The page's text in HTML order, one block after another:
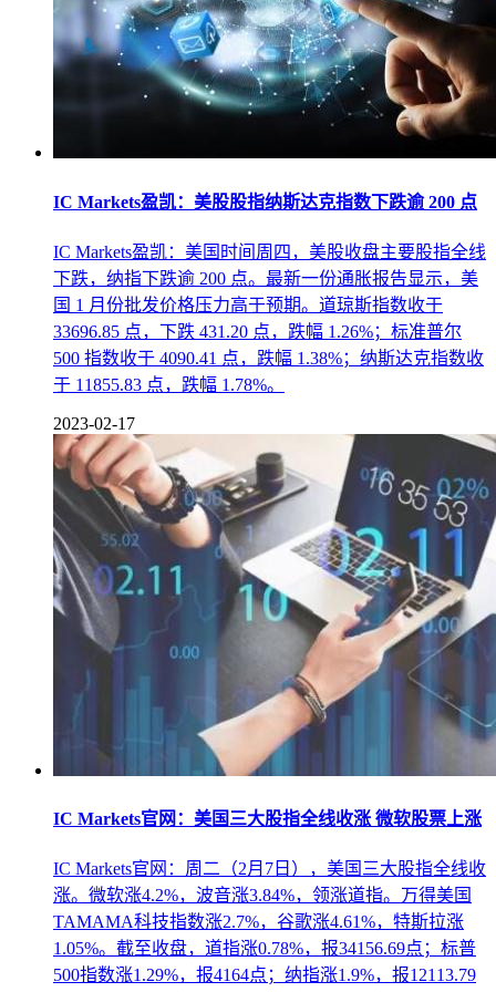
IC Markets盈凯：美股股指纳斯达克指数下跌逾 200 点
IC Markets盈凯：美国时间周四，美股收盘主要股指全线
下跌，纳指下跌逾 200 点。最新一份通胀报告显示，美
国 1 月份批发价格压力高于预期。道琼斯指数收于
33696.85 点，下跌 431.20 点，跌幅 1.26%；标准普尔
500 指数收于 4090.41 点，跌幅 1.38%；纳斯达克指数收
于 11855.83 点，跌幅 1.78%。
2023-02-17
IC Markets官网：美国三大股指全线收涨 微软股票上涨
IC Markets官网：周二（2月7日），美国三大股指全线收
涨。微软涨4.2%，波音涨3.84%，领涨道指。万得美国
TAMAMA科技指数涨2.7%，谷歌涨4.61%，特斯拉涨
1.05%。截至收盘，道指涨0.78%，报34156.69点；标普
500指数涨1.29%，报4164点；纳指涨1.9%，报12113.79